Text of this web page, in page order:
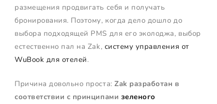
размещения продвигать себя и получать
бронирования. Поэтому, когда дело дошло до
выбора подходящей PMS для его эколоджа, выбор
естественно пал на Zak, систему управления от
WuBook для отелей.
Причина довольно проста:Zak разработан в
соответствии с принципами зеленого